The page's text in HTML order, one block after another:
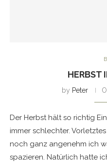
HERBST
by Peter
Der Herbst hält so richtig
immer schlechter.
noch ganz angenehm ich
spazieren. Natürlich hatte